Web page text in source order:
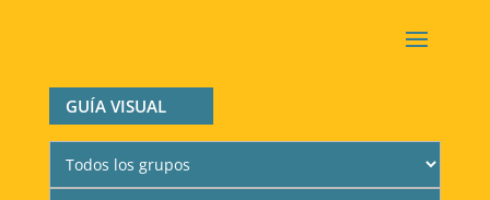
GUÍA VISUAL